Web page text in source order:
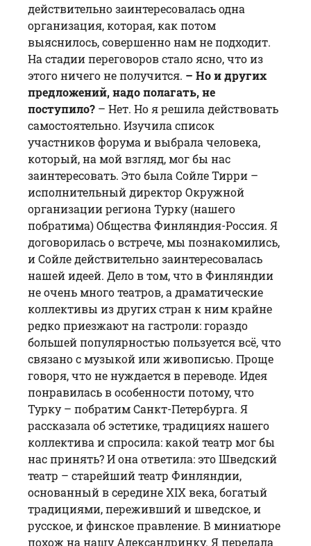
действительно заинтересовалась одна
организация, которая, как потом
выяснилось, совершенно нам не подходит.
На стадии переговоров стало ясно, что из
этого ничего не получится. – Но и других
предложений, надо полагать, не
поступило? – Нет. Но я решила действовать
самостоятельно. Изучила список
участников форума и выбрала человека,
который, на мой взгляд, мог бы нас
заинтересовать. Это была Сойле Тирри –
исполнительный директор Окружной
организации региона Турку (нашего
побратима) Общества Финляндия-Россия. Я
договорилась о встрече, мы познакомились,
и Сойле действительно заинтересовалась
нашей идеей. Дело в том, что в Финляндии
не очень много театров, а драматические
коллективы из других стран к ним крайне
редко приезжают на гастроли: гораздо
большей популярностью пользуется всё, что
связано с музыкой или живописью. Проще
говоря, что не нуждается в переводе. Идея
понравилась в особенности потому, что
Турку – побратим Санкт-Петербурга. Я
рассказала об эстетике, традициях нашего
коллектива и спросила: какой театр мог бы
нас принять? И она ответила: это Шведский
театр – старейший театр Финляндии,
основанный в середине XIX века, богатый
традициями, переживший и шведское, и
русское, и финское правление. В миниатюре
похож на нашу Александринку. Я передала